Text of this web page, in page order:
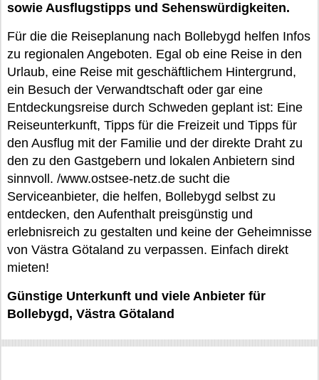
sowie Ausflugstipps und Sehenswürdigkeiten.
Für die die Reiseplanung nach Bollebygd helfen Infos
zu regionalen Angeboten. Egal ob eine Reise in den
Urlaub, eine Reise mit geschäftlichem Hintergrund,
ein Besuch der Verwandtschaft oder gar eine
Entdeckungsreise durch Schweden geplant ist: Eine
Reiseunterkunft, Tipps für die Freizeit und Tipps für
den Ausflug mit der Familie und der direkte Draht zu
den zu den Gastgebern und lokalen Anbietern sind
sinnvoll. /www.ostsee-netz.de sucht die
Serviceanbieter, die helfen, Bollebygd selbst zu
entdecken, den Aufenthalt preisgünstig und
erlebnisreich zu gestalten und keine der Geheimnisse
von Västra Götaland zu verpassen. Einfach direkt
mieten!
Günstige Unterkunft und viele Anbieter für
Bollebygd, Västra Götaland